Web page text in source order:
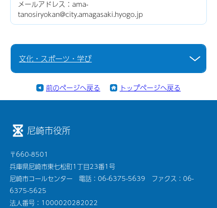
メールアドレス：ama-
tanosiryokan@city.amagasaki.hyogo.jp
文化・スポーツ・学び
前のページへ戻る トップページへ戻る
尼崎市役所
〒660-8501
兵庫県尼崎市東七松町1丁目23番1号
尼崎市コールセンター 電話：06-6375-5639 ファクス：06-
6375-5625
法人番号：1000020282022